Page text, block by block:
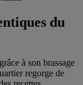
du
à son brassage
regorge de